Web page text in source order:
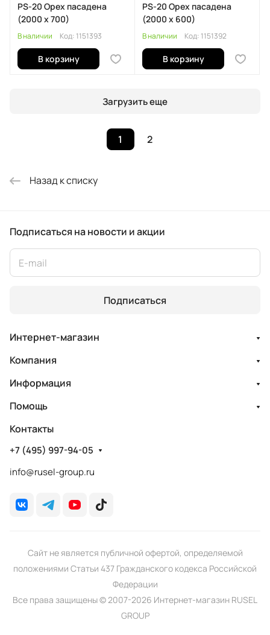
PS-20 Орех пасадена
(2000 х 700)
В наличии Код: 1151393
В корзину
PS-20 Орех пасадена
(2000 х 600)
В наличии Код: 1151392
В корзину
Загрузить еще
1 2
Назад к списку
Подписаться на новости и акции
Подписаться
Интернет-магазин
Компания
Информация
Помощь
Контакты
+7 (495) 997-94-05
info@rusel-group.ru
Сайт не является публичной офертой, определяемой
положениями Статьи 437 Гражданского кодекса Российской
Федерации
Все права защищены © 2007-2026 Интернет-магазин RUSEL
GROUP